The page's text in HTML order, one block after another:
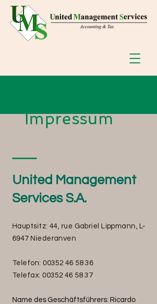
Impressum
United Management
Services S.A.
Hauptsitz: 44, rue Gabriel Lippmann, L-
6947 Niederanven
Telefon:00352 46 58 36
Telefax:00352 46 58 37
Name des Geschäftsführers: Ricardo